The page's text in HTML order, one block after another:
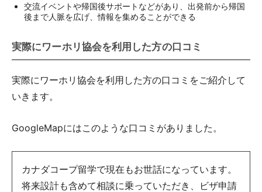
交流イベントや帰国後サポートなどがあり、出発前から帰国
後まで人脈を広げ、情報を集めることができる
実際にワーホリ協会を利用した方の口コミ
実際にワーホリ協会を利用した方の口コミをご紹介して
いきます。
GoogleMapにはこのような口コミがありました。
カナダコープ留学で現在もお世話になっています。
将来設計も含めて相談に乗っていただき、ビザ申請